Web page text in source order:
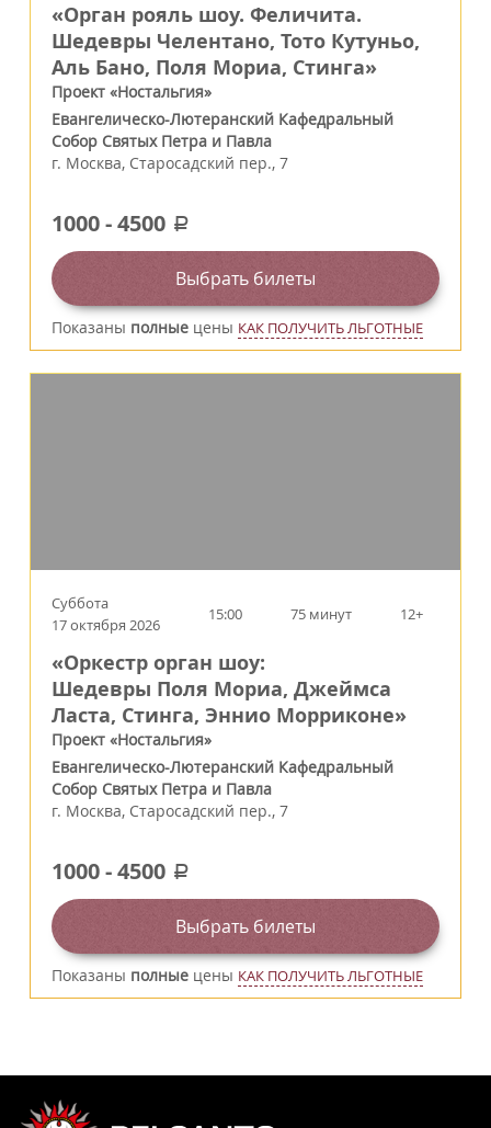
«Орган рояль шоу. Феличита.
Шедевры Челентано, Тото Кутуньо,
Аль Бано, Поля Мориа, Стинга»
Проект «Ностальгия»
Евангелическо-Лютеранский Кафедральный
Собор Святых Петра и Павла
г. Москва, Старосадский пер., 7
1000-4500 a
Выбрать билеты
Показаны полные цены КАК ПОЛУЧИТЬ ЛЬГОТНЫЕ
Суббота
17 октября 2026
15:00 75 минут 12+
«Оркестр орган шоу:
Шедевры Поля Мориа, Джеймса
Ласта, Стинга, Эннио Морриконе»
Проект «Ностальгия»
Евангелическо-Лютеранский Кафедральный
Собор Святых Петра и Павла
г. Москва, Старосадский пер., 7
1000-4500 a
Выбрать билеты
Показаны полные цены КАК ПОЛУЧИТЬ ЛЬГОТНЫЕ